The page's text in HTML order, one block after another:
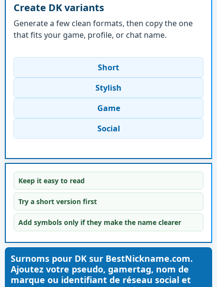
Create DK variants
Generate a few clean formats, then copy the one
that fits your game, profile, or chat name.
Short
Stylish
Game
Social
Keep it easy to read
Try a short version first
Add symbols only if they make the name clearer
Surnoms pour DK sur BestNickname.com.
Ajoutez votre pseudo, gamertag, nom de
marque ou identifiant de réseau social et